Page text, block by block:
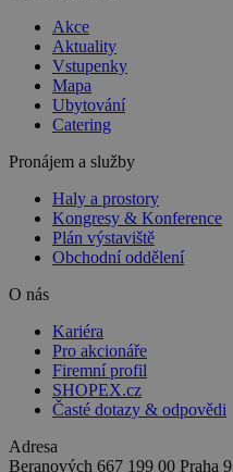
Akce
Aktuality
Vstupenky
Mapa
Ubytování
Catering
Pronájem a služby
Haly a prostory
Kongresy & Konference
Plán výstaviště
Obchodní oddělení
O nás
Kariéra
Pro akcionáře
Firemní profil
SHOPEX.cz
Časté dotazy & odpovědi
Adresa
Beranových 667 199 00 Praha 9